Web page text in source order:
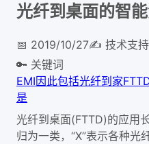
光纤到桌面的智
📅 2019/10/27✍️ 技术支
🔑 关键词
EMI因此包括光纤到家
是
光纤到桌面(FTTD)的应用
归为一类，“X”表示各种光